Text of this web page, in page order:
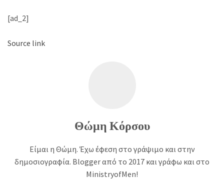
[ad_2]
Source link
Θώμη Κόρσου
Είμαι η Θώμη. Έχω έφεση στο γράψιμο και στην
δημοσιογραφία. Blogger από το 2017 και γράφω και στο
MinistryofMen!